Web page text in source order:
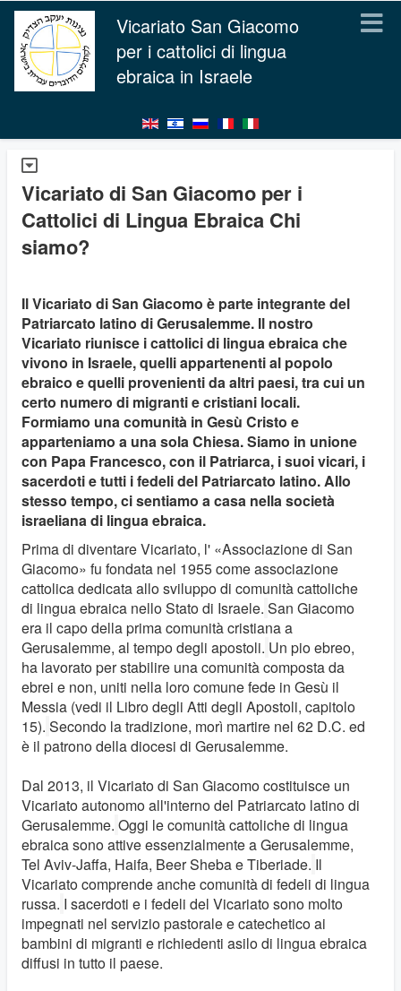
Vicariato San Giacomo
per i cattolici di lingua
ebraica in Israele
Vicariato di San Giacomo per i
Cattolici di Lingua Ebraica Chi
siamo?
Il Vicariato di San Giacomo è parte integrante del
Patriarcato latino di Gerusalemme. Il nostro
Vicariato riunisce i cattolici di lingua ebraica che
vivono in Israele, quelli appartenenti al popolo
ebraico e quelli provenienti da altri paesi, tra cui un
certo numero di migranti e cristiani locali.
Formiamo una comunità in Gesù Cristo e
apparteniamo a una sola Chiesa. Siamo in unione
con Papa Francesco, con il Patriarca, i suoi vicari, i
sacerdoti e tutti i fedeli del Patriarcato latino. Allo
stesso tempo, ci sentiamo a casa nella società
israeliana di lingua ebraica.
Prima di diventare Vicariato, l' «Associazione di San
Giacomo» fu fondata nel 1955 come associazione
cattolica dedicata allo sviluppo di comunità cattoliche
di lingua ebraica nello Stato di Israele. San Giacomo
era il capo della prima comunità cristiana a
Gerusalemme, al tempo degli apostoli. Un pio ebreo,
ha lavorato per stabilire una comunità composta da
ebrei e non, uniti nella loro comune fede in Gesù il
Messia (vedi il Libro degli Atti degli Apostoli, capitolo
15). Secondo la tradizione, morì martire nel 62 D.C. ed
è il patrono della diocesi di Gerusalemme.
Dal 2013, il Vicariato di San Giacomo costituisce un
Vicariato autonomo all'interno del Patriarcato latino di
Gerusalemme. Oggi le comunità cattoliche di lingua
ebraica sono attive essenzialmente a Gerusalemme,
Tel Aviv-Jaffa, Haifa, Beer Sheba e Tiberiade. Il
Vicariato comprende anche comunità di fedeli di lingua
russa. I sacerdoti e i fedeli del Vicariato sono molto
impegnati nel servizio pastorale e catechetico ai
bambini di migranti e richiedenti asilo di lingua ebraica
diffusi in tutto il paese.